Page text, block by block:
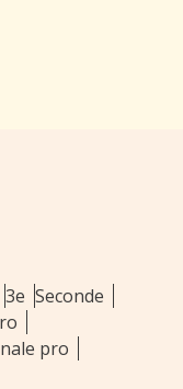
3e Seconde
pro